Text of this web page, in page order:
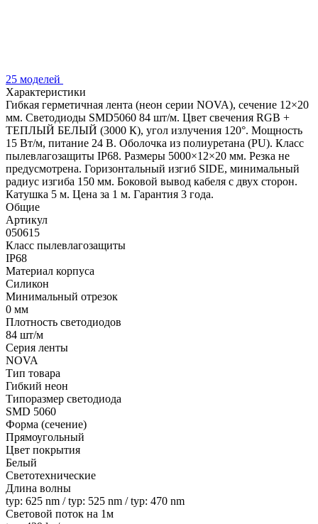
25 моделей
Характеристики
Гибкая герметичная лента (неон серии NOVA), сечение 12×20
мм. Светодиоды SMD5060 84 шт/м. Цвет свечения RGB +
ТЕПЛЫЙ БЕЛЫЙ (3000 К), угол излучения 120°. Мощность
15 Вт/м, питание 24 В. Оболочка из полиуретана (PU). Класс
пылевлагозащиты IP68. Размеры 5000×12×20 мм. Резка не
предусмотрена. Горизонтальный изгиб SIDE, минимальный
радиус изгиба 150 мм. Боковой вывод кабеля с двух сторон.
Катушка 5 м. Цена за 1 м. Гарантия 3 года.
Общие
Артикул
050615
Класс пылевлагозащиты
IP68
Материал корпуса
Силикон
Минимальный отрезок
0 мм
Плотность светодиодов
84 шт/м
Серия ленты
NOVA
Тип товара
Гибкий неон
Типоразмер светодиода
SMD 5060
Форма (сечение)
Прямоугольный
Цвет покрытия
Белый
Светотехнические
Длина волны
typ: 625 nm / typ: 525 nm / typ: 470 nm
Световой поток на 1м